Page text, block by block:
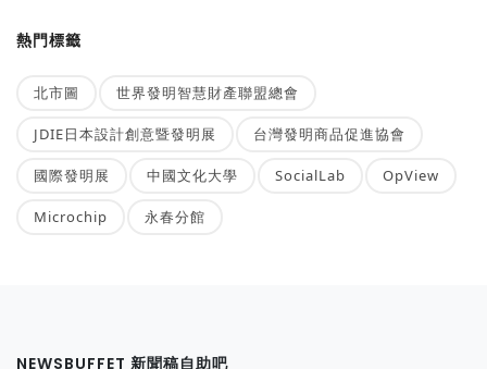
熱門標籤
北市圖 世界發明智慧財產聯盟總會
JDIE日本設計創意暨發明展 台灣發明商品促進協會
國際發明展 中國文化大學 SocialLab OpView
Microchip 永春分館
NEWSBUFFET 新聞稿自助吧